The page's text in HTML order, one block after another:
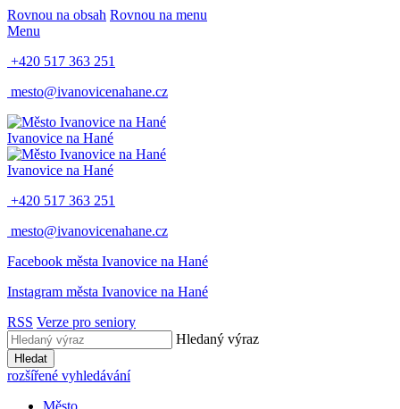
Rovnou na obsah Rovnou na menu
Menu
+420 517 363 251
mesto@ivanovicenahane.cz
Ivanovice na Hané
Ivanovice na Hané
+420 517 363 251
mesto@ivanovicenahane.cz
Facebook města Ivanovice na Hané
Instagram města Ivanovice na Hané
RSS Verze pro seniory
Hledaný výraz
Hledat
rozšířené vyhledávání
Město